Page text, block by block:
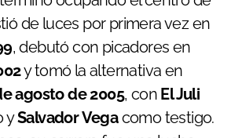
de luces por primera vez en
, debutó con picadores en
y tomó la alternativa en
agosto de 2005, con El Juli
ySalvador Vegacomo testigo.